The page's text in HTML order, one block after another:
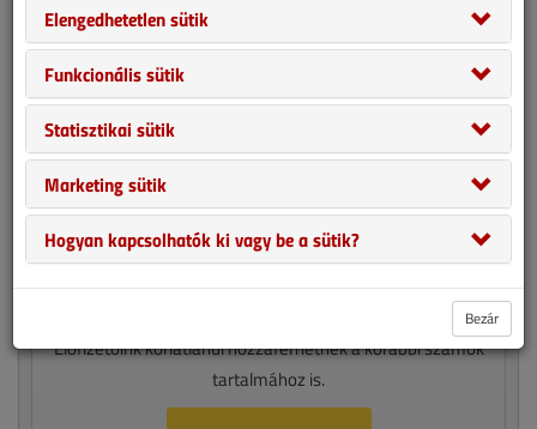
EZT A LAPSZÁMOT
Legyen ön is előfizetőnk!
A VGF&HKL egy havi megjelenésű épületgépészeti szaklap,
amely nyomtatott formában évente 10 alakommal jelenik
Előfizetőink korlátlanul hozzáférhetnek a korábbi számok
tartalmához is.
Elengedhetetlen sütik
Funkcionális sütik
Statisztikai sütik
Marketing sütik
Hogyan kapcsolhatók ki vagy be a sütik?
Bezár